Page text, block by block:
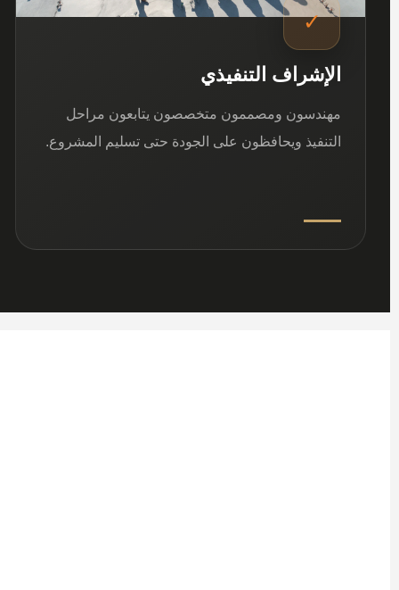
✓
الإشراف التنفيذي
مهندسون ومصممون متخصصون يتابعون مراحل
التنفيذ ويحافظون على الجودة حتى تسليم المشروع.